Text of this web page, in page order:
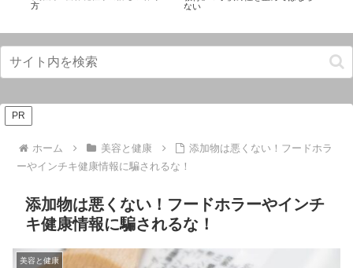
方
ない
PR
ホーム 美容と健康
添加物は悪くない！フードホラ
ーやインチキ健康情報に騙されるな！
添加物は悪くない！フードホラーやインチ
キ健康情報に騙されるな！
美容と健康